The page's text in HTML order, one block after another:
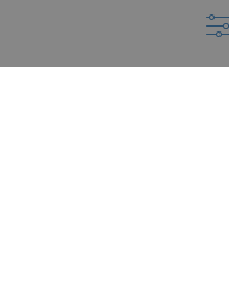
Carimbos